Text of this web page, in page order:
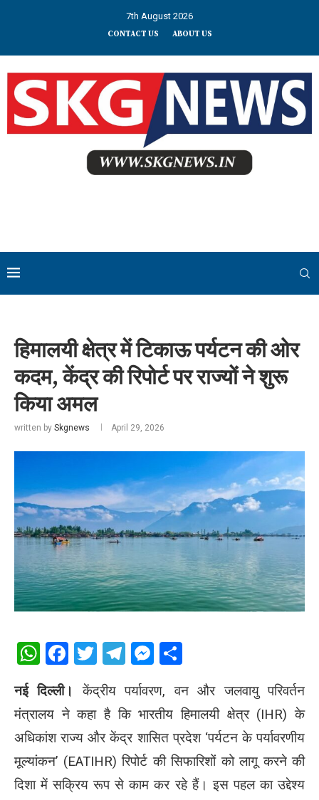
7th August 2026
CONTACT US ABOUT US
हिमालयी क्षेत्र में टिकाऊ पर्यटन की ओर
कदम, केंद्र की रिपोर्ट पर राज्यों ने शुरू
किया अमल
written by Skgnews April 29, 2026
WhatsApp
Facebook
Twitter
Telegram
Messenger
नई दिल्ली।
केंद्रीय पर्यावरण, वन और जलवायु परिवर्तन
मंत्रालय ने कहा है कि भारतीय हिमालयी क्षेत्र (IHR) के
अधिकांश राज्य और केंद्र शासित प्रदेश ‘पर्यटन के पर्यावरणीय
मूल्यांकन’ (EATIHR) रिपोर्ट की सिफारिशों को लागू करने की
दिशा में सक्रिय रूप से काम कर रहे हैं। इस पहल का उद्देश्य